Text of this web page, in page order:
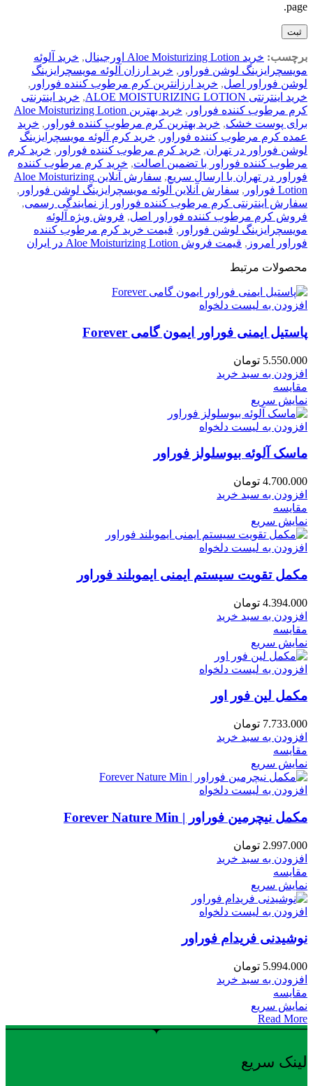
page.
برچسب: خرید Aloe Moisturizing Lotion اورجینال , خرید آلوئه
مویسچرایزینگ لوشن فوراور , خرید ارزان آلوئه مویسچرایزینگ
لوشن فوراور اصل, خرید ارزانترین کرم مرطوب کننده فوراور ,
خرید اینترنتی ALOE MOISTURIZING LOTION
, خرید اینترنتی
کرم مرطوب کننده فوراور ,
خرید بهترین Aloe Moisturizing Lotion
برای پوست خشک, خرید بهترین کرم مرطوب کننده فوراور , خرید
عمده کرم مرطوب کننده فوراور , خرید کرم آلوئه مویسچرایزینگ
لوشن فوراور در تهران, خرید کرم مرطوب کننده فوراور , خرید کرم
مرطوب کننده فوراور با تضمین اصالت, خرید کرم مرطوب کننده
فوراور در تهران با ارسال سریع,
سفارش آنلاین Aloe Moisturizing
Lotion فوراور
, سفارش آنلاین آلوئه مویسچرایزینگ لوشن فوراور ,
سفارش اینترنتی کرم مرطوب کننده فوراور از نمایندگی رسمی,
فروش کرم مرطوب کننده فوراور اصل, فروش ویژه آلوئه
مویسچرایزینگ لوشن فوراور , قیمت خرید کرم مرطوب کننده
فوراور امروز , قیمت فروش Aloe Moisturizing Lotion در ایران
محصولات مرتبط
افزودن به لیست دلخواه
پاستیل ایمنی فوراور ایمون گامی Forever
5.550.000 تومان
افزودن به سبد خرید
مقایسه
نمایش سریع
افزودن به لیست دلخواه
ماسک آلوئه بیوسلولز فوراور
4.700.000 تومان
افزودن به سبد خرید
مقایسه
نمایش سریع
افزودن به لیست دلخواه
مکمل تقویت سیستم ایمنی ایموبلند فوراور
4.394.000 تومان
افزودن به سبد خرید
مقایسه
نمایش سریع
افزودن به لیست دلخواه
مکمل لین فور اور
7.733.000 تومان
افزودن به سبد خرید
مقایسه
نمایش سریع
افزودن به لیست دلخواه
مکمل نیچرمین فوراور | Forever Nature Min
2.997.000 تومان
افزودن به سبد خرید
مقایسه
نمایش سریع
افزودن به لیست دلخواه
نوشیدنی فریدام فوراور
5.994.000 تومان
افزودن به سبد خرید
مقایسه
نمایش سریع
Read More
لینک سریع